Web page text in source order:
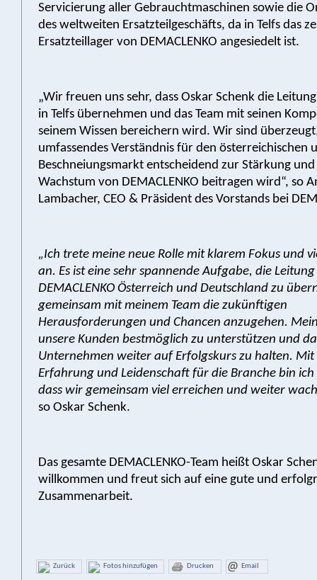
Servicierung aller Gebrauchtmaschinen sowie die
des weltweiten Ersatzteilgeschäfts, da in Telfs das
Ersatzteillager von DEMACLENKO angesiedelt ist.
„Wir freuen uns sehr, dass Oskar Schenk die
in Telfs übernehmen und das Team mit seinen
seinem Wissen bereichern wird. Wir sind
umfassendes Verständnis für den österreichischen
Beschneiungsmarkt entscheidend zur Stärkung
Wachstum von DEMACLENKO beitragen wird“, so
Lambacher, CEO & Präsident des Vorstands bei
„Ich trete meine neue Rolle mit klarem Fokus und
an. Es ist eine sehr spannende Aufgabe, die
DEMACLENKO Österreich und Deutschland zu
gemeinsam mit meinem Team die zukünftigen
Herausforderungen und Chancen anzugehen.
unsere Kunden bestmöglich zu unterstützen und
Unternehmen weiter auf Erfolgskurs zu halten.
Erfahrung und Leidenschaft für die Branche bin
dass wir gemeinsam viel erreichen und weiter
so Oskar Schenk.
Das gesamte DEMACLENKO-Team heißt Oskar
willkommen und freut sich auf eine gute und
Zusammenarbeit.
Zurück Fotos hinzufügen Drucken Email